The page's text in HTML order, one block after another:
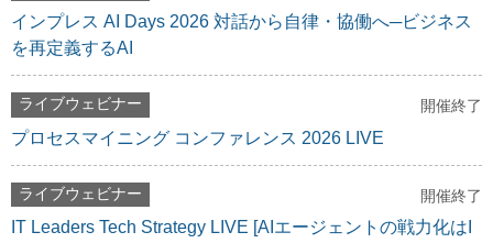
インプレス AI Days 2026 対話から自律・協働へ─ビジネス
を再定義するAI
ライブウェビナー 開催終了
プロセスマイニング コンファレンス 2026 LIVE
ライブウェビナー 開催終了
IT Leaders Tech Strategy LIVE [AIエージェントの戦力化はI